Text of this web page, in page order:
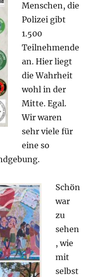
Menschen, die
Polizei gibt
1.500
Teilnehmende
an. Hier liegt
die Wahrheit
wohl in der
Mitte. Egal.
Wir waren
sehr viele für
eine so
Schön
war
zu
sehen
, wie
mit
selbst